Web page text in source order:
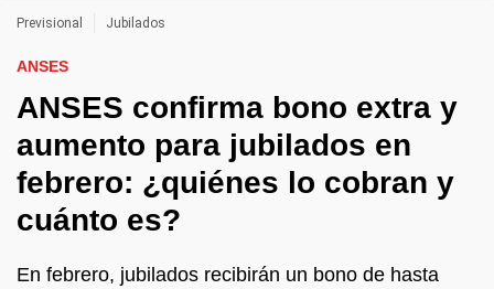
Previsional Jubilados
ANSES
ANSES confirma bono extra y
aumento para jubilados en
febrero: ¿quiénes lo cobran y
cuánto es?
En febrero, jubilados recibirán un bono de hasta